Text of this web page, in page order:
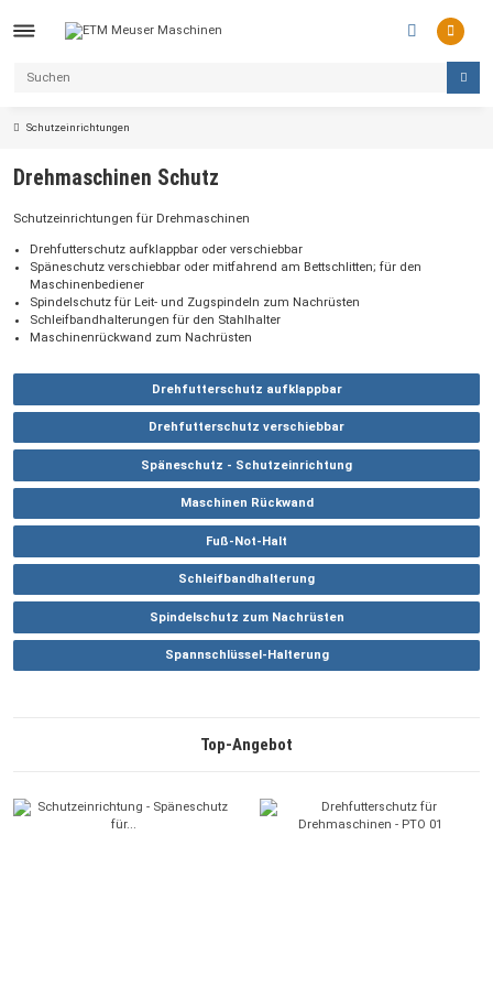
Schutzeinrichtungen
Drehmaschinen Schutz
Schutzeinrichtungen für Drehmaschinen
Drehfutterschutz aufklappbar oder verschiebbar
Späneschutz verschiebbar oder mitfahrend am Bettschlitten; für den
Maschinenbediener
Spindelschutz für Leit- und Zugspindeln zum Nachrüsten
Schleifbandhalterungen für den Stahlhalter
Maschinenrückwand zum Nachrüsten
Drehfutterschutz aufklappbar
Drehfutterschutz verschiebbar
Späneschutz - Schutzeinrichtung
Maschinen Rückwand
Fuß-Not-Halt
Schleifbandhalterung
Spindelschutz zum Nachrüsten
Spannschlüssel-Halterung
Top-Angebot